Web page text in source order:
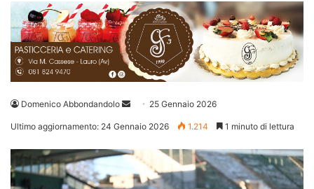
Domenico Abbondandolo
Invia 25 Gennaio 2026
Ultimo aggiornamento: 24 Gennaio 2026 1.214 1 minuto di lettura